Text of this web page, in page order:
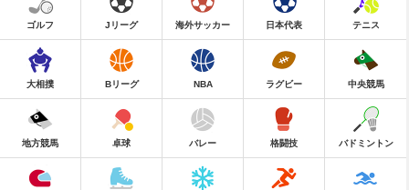
ゴルフ Jリーグ 海外サッカー 日本代表 テニス
大相撲 Bリーグ NBA ラグビー 中央競馬
地方競馬 卓球 バレー 格闘技 バドミントン